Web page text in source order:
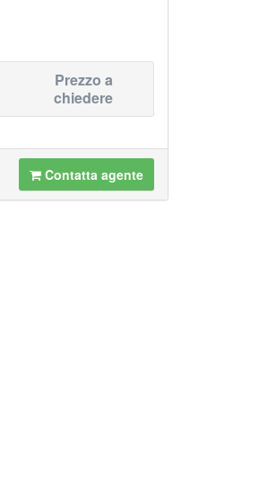
Prezzo a
chiedere
Contatta agente